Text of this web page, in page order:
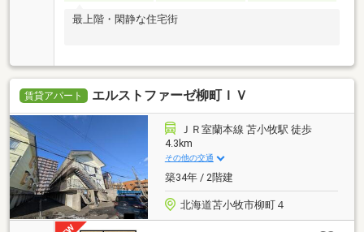
最上階・閑静な住宅街
賃貸アパート エルストファーゼ柳町ＩＶ
ＪＲ室蘭本線 苫小牧駅 徒歩
4.3km
その他の交通
築34年 / 2階建
北海道苫小牧市柳町４